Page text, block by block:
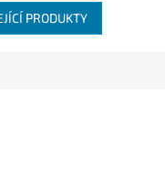
PRODUKTY